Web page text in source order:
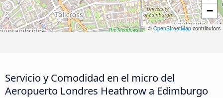
−
© OpenStreetMapcontributors
Servicio y Comodidad en el micro del
Aeropuerto Londres Heathrow a Edimburgo